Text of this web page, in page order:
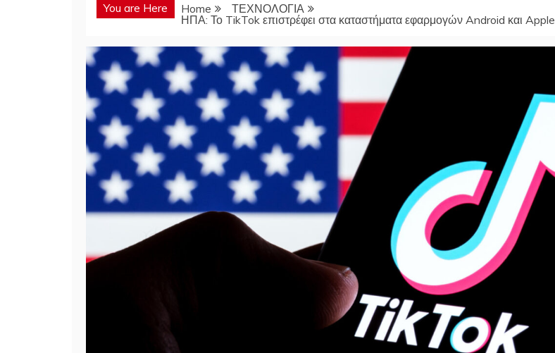
You are Here Home
ΤΕΧΝΟΛΟΓΙΑ
ΗΠΑ: Το TikTok επιστρέφει στα καταστήματα εφαρμογών Android και Apple